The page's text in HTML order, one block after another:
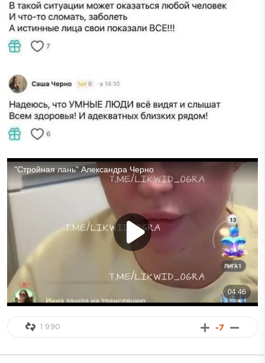
-7
1 990